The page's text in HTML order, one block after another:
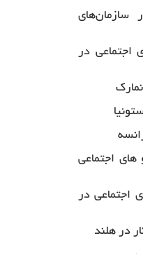
سازمان‌های
اجتماعی در
اجتماعی
اجتماعی در
در هلند